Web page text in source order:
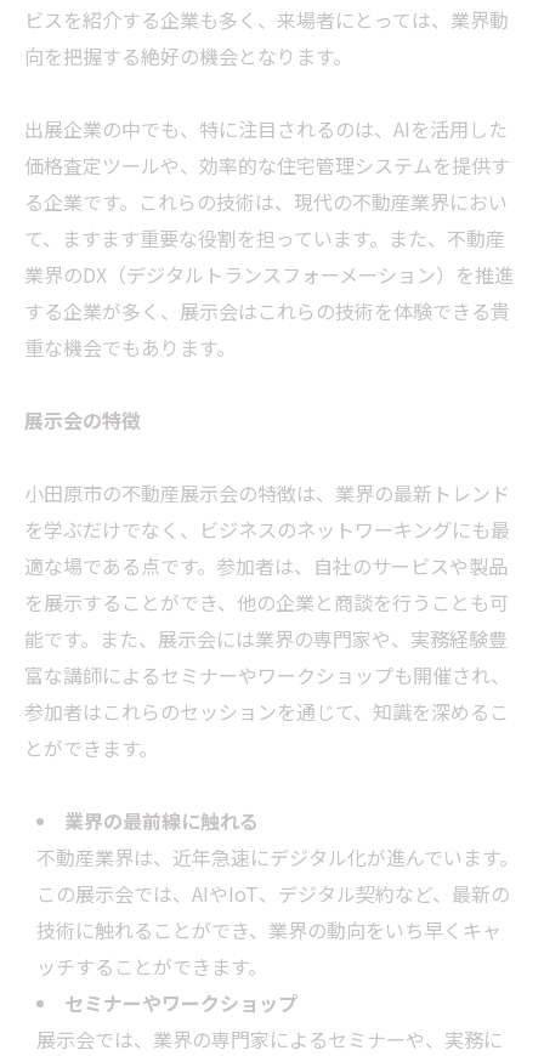
ビスを紹介する企業も多く、来場者にとっては、業界動
向を把握する絶好の機会となります。
出展企業の中でも、特に注目されるのは、AIを活用した
価格査定ツールや、効率的な住宅管理システムを提供す
る企業です。これらの技術は、現代の不動産業界におい
て、ますます重要な役割を担っています。また、不動産
業界のDX（デジタルトランスフォーメーション）を推進
する企業が多く、展示会はこれらの技術を体験できる貴
重な機会でもあります。
展示会の特徴
小田原市の不動産展示会の特徴は、業界の最新トレンド
を学ぶだけでなく、ビジネスのネットワーキングにも最
適な場である点です。参加者は、自社のサービスや製品
を展示することができ、他の企業と商談を行うことも可
能です。また、展示会には業界の専門家や、実務経験豊
富な講師によるセミナーやワークショップも開催され、
参加者はこれらのセッションを通じて、知識を深めるこ
とができます。
業界の最前線に触れる
不動産業界は、近年急速にデジタル化が進んでいます。
この展示会では、AIやIoT、デジタル契約など、最新の
技術に触れることができ、業界の動向をいち早くキャ
ッチすることができます。
セミナーやワークショップ
展示会では、業界の専門家によるセミナーや、実務に